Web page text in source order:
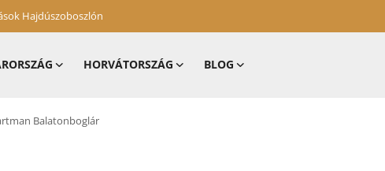
Hajdúszoboszlón
HORVÁTORSZÁG BLOG
Balatonboglár